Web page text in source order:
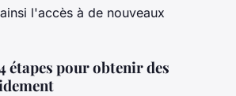
l'accès à de nouveaux
étapes pour obtenir des